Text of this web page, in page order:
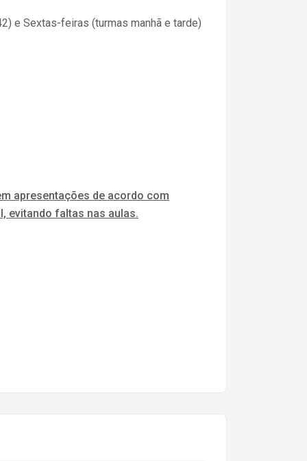
e Sextas-feiras (turmas manhã e tarde)
apresentações de acordo com
evitando faltas nas aulas.